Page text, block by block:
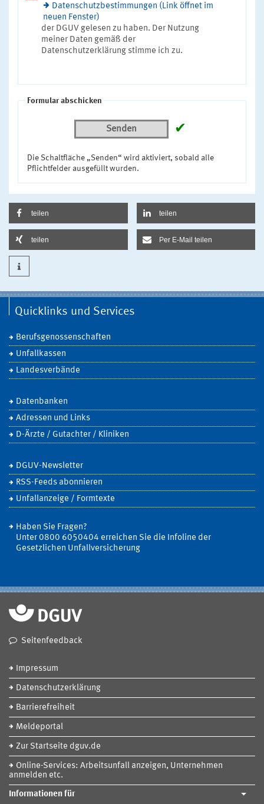
Datenschutzbestimmungen (Link öffnet im
neuen Fenster)
der DGUV gelesen zu haben. Der Nutzung
meiner Daten gemäß der
Datenschutzerklärung stimme ich zu.
Formular abschicken
Senden ✔
Die Schaltfläche „Senden“ wird aktiviert, sobald alle
Pflichtfelder ausgefüllt wurden.
teilen teilen
teilen Per E-Mail teilen
Quicklinks und Services
Berufsgenossenschaften
Unfallkassen
Landesverbände
Datenbanken
Adressen und Links
D-Ärzte / Gutachter / Kliniken
DGUV-Newsletter
RSS-Feeds abonnieren
Unfallanzeige / Formtexte
Haben Sie Fragen?
Unter 0800 6050404 erreichen Sie die Infoline der
Gesetzlichen Unfallversicherung
Seitenfeedback
Impressum
Datenschutzerklärung
Barrierefreiheit
Meldeportal
Zur Startseite dguv.de
Online-Services: Arbeitsunfall anzeigen, Unternehmen
anmelden etc.
Informationen für